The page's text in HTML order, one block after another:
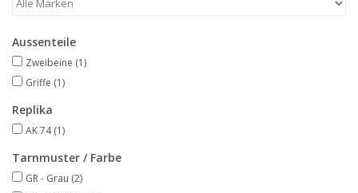
Marken
Aussenteile
Zweibeine (1)
Griffe (1)
Replika
AK 74(1)
Tarnmuster / Farbe
GR - Grau (2)